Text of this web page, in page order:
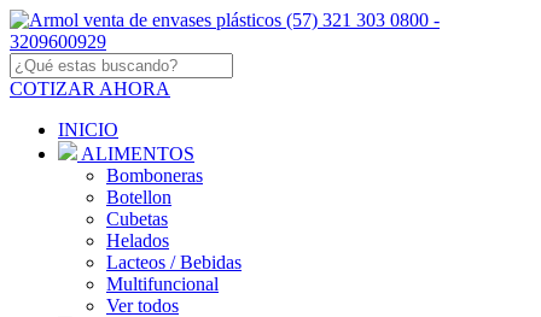
COTIZAR AHORA
INICIO
ALIMENTOS
Bomboneras
Botellon
Cubetas
Helados
Lacteos / Bebidas
Multifuncional
Ver todos